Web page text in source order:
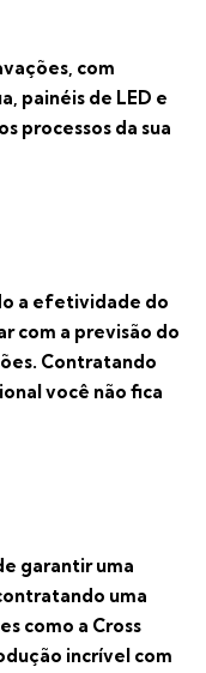
com
painéis de LED e
processos da sua
a efetividade do
com a previsão do
Contratando
você não fica
garantir uma
uma
como a Cross
incrível com